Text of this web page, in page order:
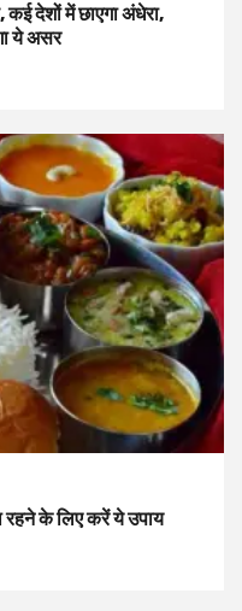
देशों में छाएगा अंधेरा,
ये असर
रहने के लिए करें ये उपाय